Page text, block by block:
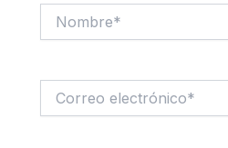
electrónico*